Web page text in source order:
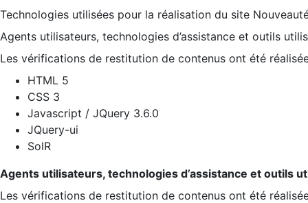
Technologies utilisées pour la réalisation du site
Agents utilisateurs, technologies d’assistance et outils
Les vérifications de restitution de contenus ont été
HTML 5
CSS 3
Javascript / JQuery 3.6.0
JQuery-ui
SolR
Agents utilisateurs, technologies d’assistance et outils
Les vérifications de restitution de contenus ont été